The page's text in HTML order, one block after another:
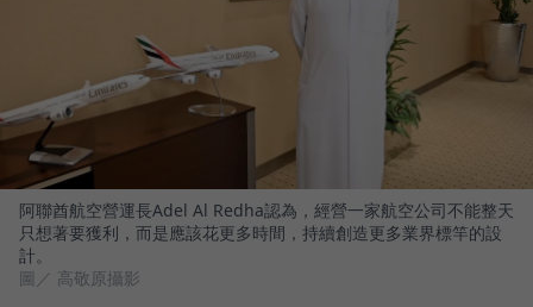
阿聯酋航空營運長Adel Al Redha認為，經營一家航空公司不能整天
只想著要獲利，而是應該花更多時間，持續創造更多業界標竿的設
計。
圖／ 高敬原攝影